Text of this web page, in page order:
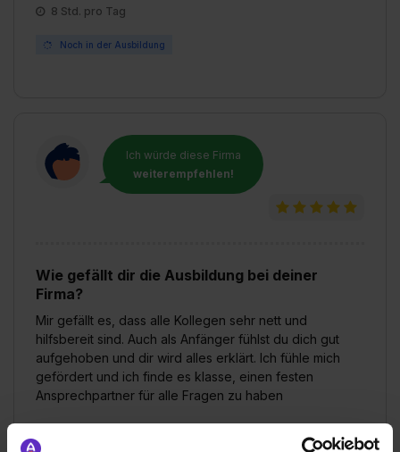
8 Std. pro Tag
Noch in der Ausbildung
Ich würde diese Firma
weiterempfehlen!
Wie gefällt dir die Ausbildung bei deiner
Firma?
Mir gefällt es, dass alle Kollegen sehr nett und
hilfsbereit sind. Auch als Anfänger fühlst du dich gut
aufgehoben und dir wird alles erklärt. Ich fühle mich
gefördert und ich finde es klasse, einen festen
Ansprechpartner für alle Fragen zu haben
Wie gefällt dir dein Ausbildungsberuf?